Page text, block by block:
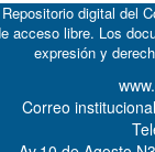
digital del
acceso libre. Los
expresión y
Correo